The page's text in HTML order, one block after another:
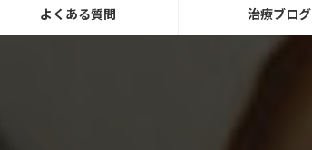
よくある質問 治療ブログ